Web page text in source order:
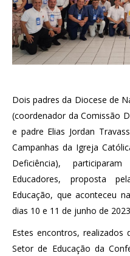
Dois padres da Diocese de
(coordenador da Comissão
e padre Elias Jordan
Campanhas da Igreja
Deficiência),
Educadores, proposta
Educação, que aconteceu
dias 10 e 11 de junho de
Estes encontros,
Setor de Educação da